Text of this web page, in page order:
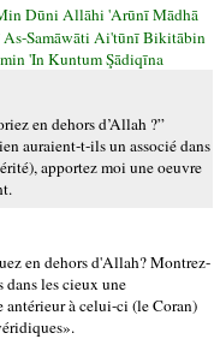
Dūni Allāhi 'Arūnī Mādhā
Samāwāti Ai'tūnī Bikitābin
'In Kuntum Şādiqīna
en dehors d’Allah ?”
auraient-t-ils un associé dans
apportez moi une oeuvre
en dehors d'Allah? Montrez-
les cieux une
à celui-ci (le Coran)